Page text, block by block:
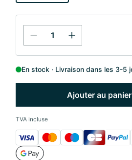
En stock Livraison dans les 3-5
Ajouter au panier
TVA incluse